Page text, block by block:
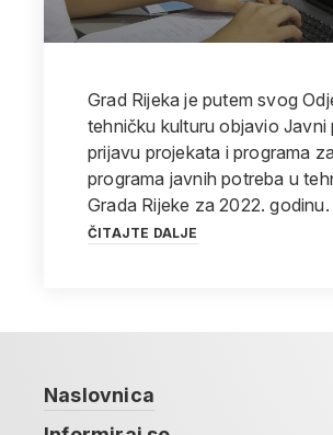
Grad Rijeka je putem svog
tehničku kulturu objavio Javni
prijavu projekata i programa
programa javnih potreba u
Grada Rijeke za 2022. godinu.
ČITAJTE DALJE
Naslovnica